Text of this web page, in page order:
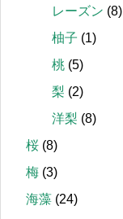
レーズン (8)
柚子 (1)
桃 (5)
梨 (2)
洋梨 (8)
桜 (8)
梅 (3)
海藻 (24)